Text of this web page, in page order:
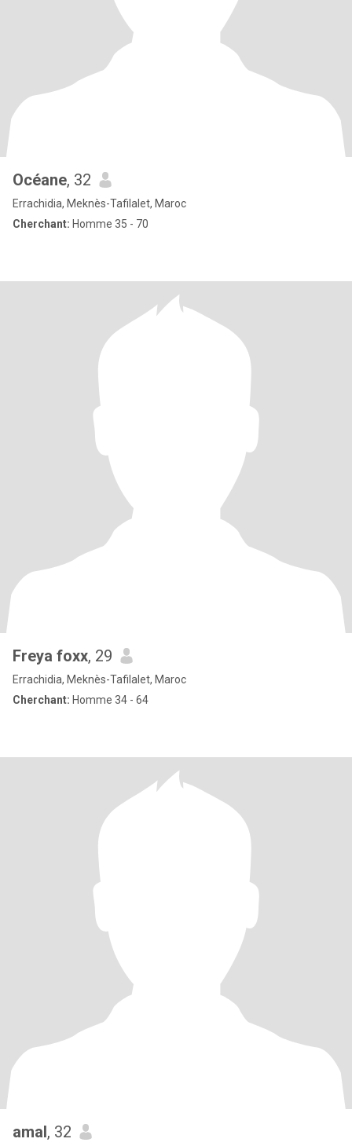
Océane, 32
Errachidia, Meknès-Tafilalet, Maroc
Cherchant: Homme 35 - 70
Freya foxx, 29
Errachidia, Meknès-Tafilalet, Maroc
Cherchant: Homme 34 - 64
amal, 32